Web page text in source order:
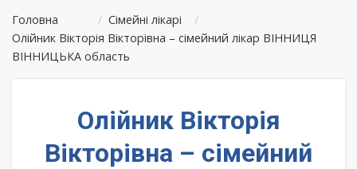
Головна / Сімейні лікарі
/
Олійник Вікторія Вікторівна – сімейний лікар ВІННИЦЯ
ВІННИЦЬКА область
Олійник Вікторія
Вікторівна – сімейний